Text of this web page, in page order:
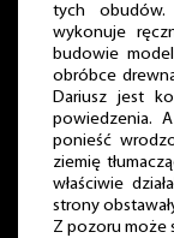
tych obudów.
wykonuje
budowie
obróbce
Dariusz jest
powiedzenia.
ponieść
ziemię
właściwie
strony
Z pozoru może